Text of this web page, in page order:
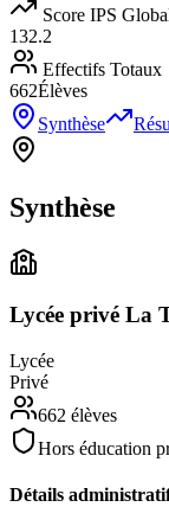
Score IPS
132.2
Effectifs Totaux
662Élèves
Synthèse
Synthèse
Lycée privé La
Lycée
Privé
662 élèves
Hors éducation
Détails